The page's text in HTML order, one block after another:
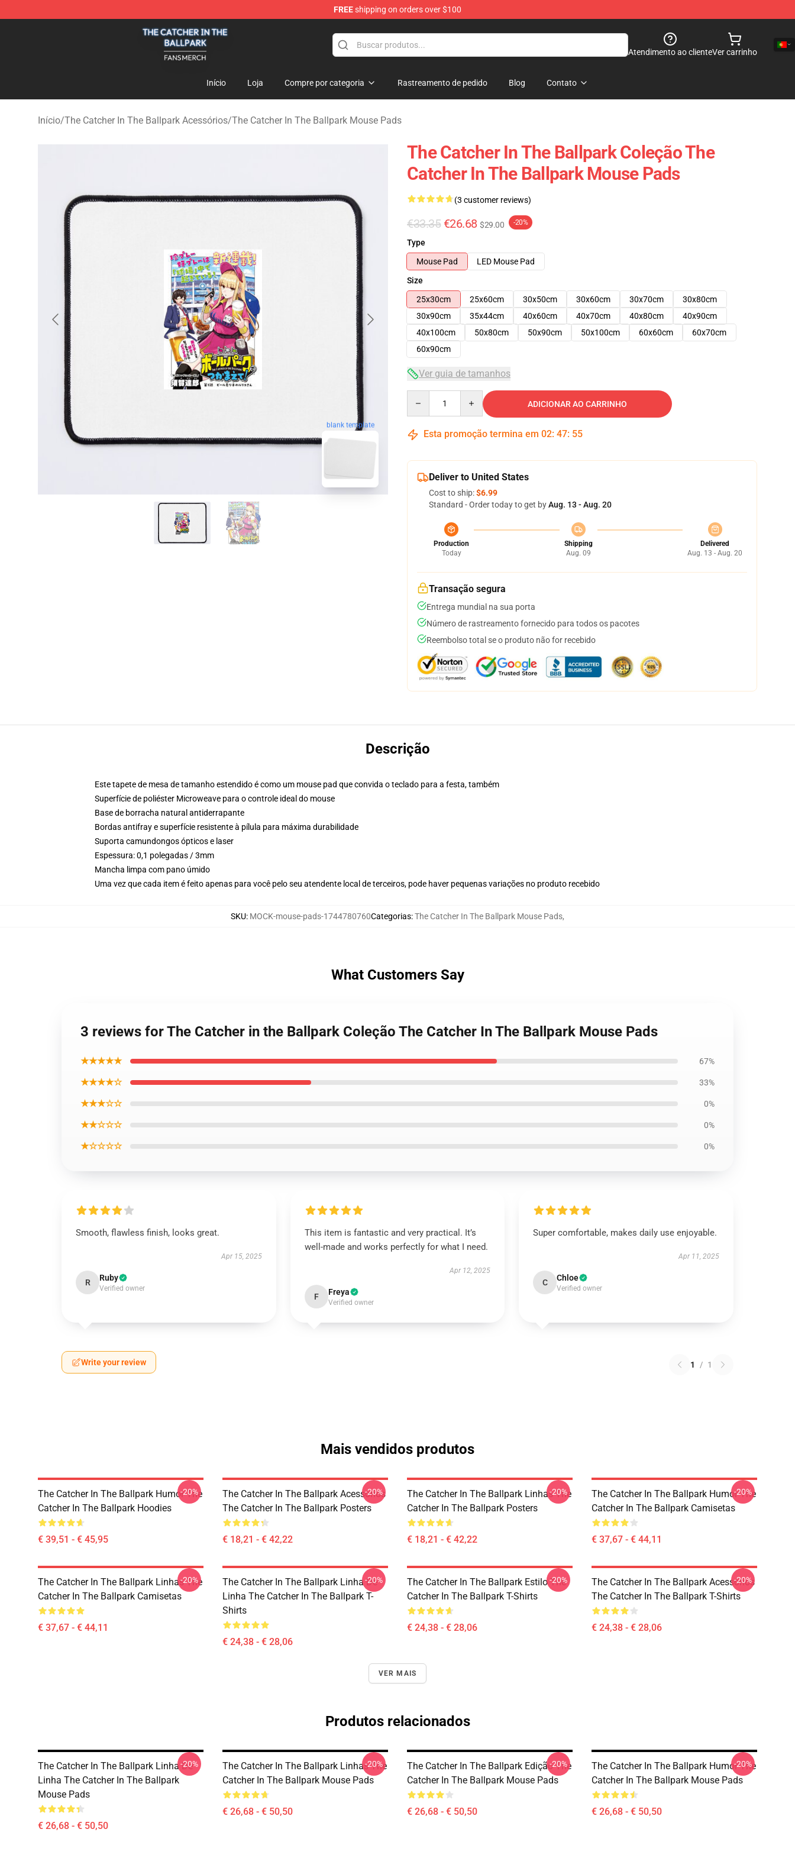
FREEshipping on orders over $100
The Catcher In The Ballpark Shop - Official The Catcher In The Ballpark Merchandise Store
Atendimento ao clienteVer carrinho
Início Loja Compre por categoria Rastreamento de pedido Blog Contato
Início/The Catcher In The Ballpark Acessórios/The Catcher In The Ballpark Mouse Pads
blank template
The Catcher In The Ballpark Coleção The
Catcher In The Ballpark Mouse Pads
(3 customer reviews)
€33.35 €26.68 $29.00 -20%
Type
Mouse Pad
LED Mouse Pad
Size
25x30cm
25x60cm 30x50cm 30x60cm 30x70cm
30x80cm
30x90cm
35x44cm 40x60cm 40x70cm 40x80cm
40x90cm
40x100cm
50x80cm 50x90cm 50x100cm 60x60cm
60x70cm
60x90cm
Ver guia de tamanhos
ADICIONAR AO CARRINHO
Esta promoção termina em 02: 47: 54
Deliver to United States
Cost to ship:$6.99
Standard - Order today to get byAug. 13 - Aug. 20
Production
Today
Shipping
Aug. 09
Delivered
Aug. 13 - Aug. 20
Transação segura
Entrega mundial na sua porta
Número de rastreamento fornecido para todos os pacotes
Reembolso total se o produto não for recebido
Descrição
Este tapete de mesa de tamanho estendido é como um mouse pad que convida o teclado para a festa, também
Superfície de poliéster Microweave para o controle ideal do mouse
Base de borracha natural antiderrapante
Bordas antifray e superfície resistente à pílula para máxima durabilidade
Suporta camundongos ópticos e laser
Espessura: 0,1 polegadas / 3mm
Mancha limpa com pano úmido
Uma vez que cada item é feito apenas para você pelo seu atendente local de terceiros, pode haver pequenas variações no produto recebido
SKU: MOCK-mouse-pads-1744780760Categorias:The Catcher In The Ballpark Mouse Pads,
What Customers Say
3 reviews for The Catcher in the Ballpark Coleção The Catcher In The Ballpark Mouse Pads
★★★★★ 67%
★★★★☆ 33%
★★★☆☆ 0%
★★☆☆☆ 0%
★☆☆☆☆ 0%
Smooth, flawless finish, looks great.
Apr 15, 2025
R Ruby
Verified owner
This item is fantastic and very practical. It’s
well-made and works perfectly for what I need.
Apr 12, 2025
F Freya
Verified owner
Super comfortable, makes daily use enjoyable.
Apr 11, 2025
C Chloe
Verified owner
Write your review 1 / 1
Mais vendidos produtos
The Catcher In The Ballpark Humor The
Catcher In The Ballpark Hoodies
€ 39,51 - € 45,95
-20%
The Catcher In The Ballpark Acessórios
The Catcher In The Ballpark Posters
€ 18,21 - € 42,22
-20%
The Catcher In The Ballpark Linhas The
Catcher In The Ballpark Posters
€ 18,21 - € 42,22
-20%
The Catcher In The Ballpark Humor The
Catcher In The Ballpark Camisetas
€ 37,67 - € 44,11
-20%
The Catcher In The Ballpark Linhas The
Catcher In The Ballpark Camisetas
€ 37,67 - € 44,11
-20%
The Catcher In The Ballpark Linha De
Linha The Catcher In The Ballpark T-
Shirts
€ 24,38 - € 28,06
-20%
The Catcher In The Ballpark Estilo The
Catcher In The Ballpark T-Shirts
€ 24,38 - € 28,06
-20%
The Catcher In The Ballpark Acessórios
The Catcher In The Ballpark T-Shirts
€ 24,38 - € 28,06
-20%
VER MAIS
Produtos relacionados
The Catcher In The Ballpark Linha De
Linha The Catcher In The Ballpark
Mouse Pads
€ 26,68 - € 50,50
-20%
The Catcher In The Ballpark Linhas The
Catcher In The Ballpark Mouse Pads
€ 26,68 - € 50,50
-20%
The Catcher In The Ballpark Edição The
Catcher In The Ballpark Mouse Pads
€ 26,68 - € 50,50
-20%
The Catcher In The Ballpark Humor The
Catcher In The Ballpark Mouse Pads
€ 26,68 - € 50,50
-20%